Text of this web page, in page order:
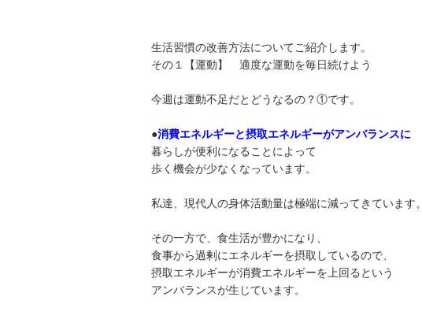
生活習慣の改善方法についてご紹介します。
その１【運動】 適度な運動を毎日続けよう
今週は運動不足だとどうなるの？①です。
●消費エネルギーと摂取エネルギーがアンバランスに
暮らしが便利になることによって
歩く機会が少なくなっています。
私達、現代人の身体活動量は極端に減ってきています。
その一方で、食生活が豊かになり、
食事から過剰にエネルギーを摂取しているので、
摂取エネルギーが消費エネルギーを上回るという
アンバランスが生じています。